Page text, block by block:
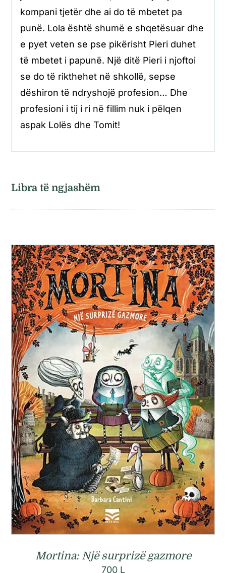
kompani tjetër dhe ai do të mbetet pa
punë. Lola është shumë e shqetësuar dhe
e pyet veten se pse pikërisht Pieri duhet
të mbetet i papunë. Një ditë Pieri i njoftoi
se do të rikthehet në shkollë, sepse
dëshiron të ndryshojë profesion… Dhe
profesioni i tij i ri në fillim nuk i pëlqen
aspak Lolës dhe Tomit!
Libra të ngjashëm
Mortina: Një surprizë gazmore
700 L